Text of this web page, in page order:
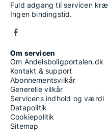
Fuld adgang til servicen
Ingen bindingstid.
Om servicen
Om Andelsboligportalen.dk
Kontakt & support
Abonnementsvilkår
Generelle vilkår
Servicens indhold og værdi
Datapolitik
Cookiepolitik
Sitemap